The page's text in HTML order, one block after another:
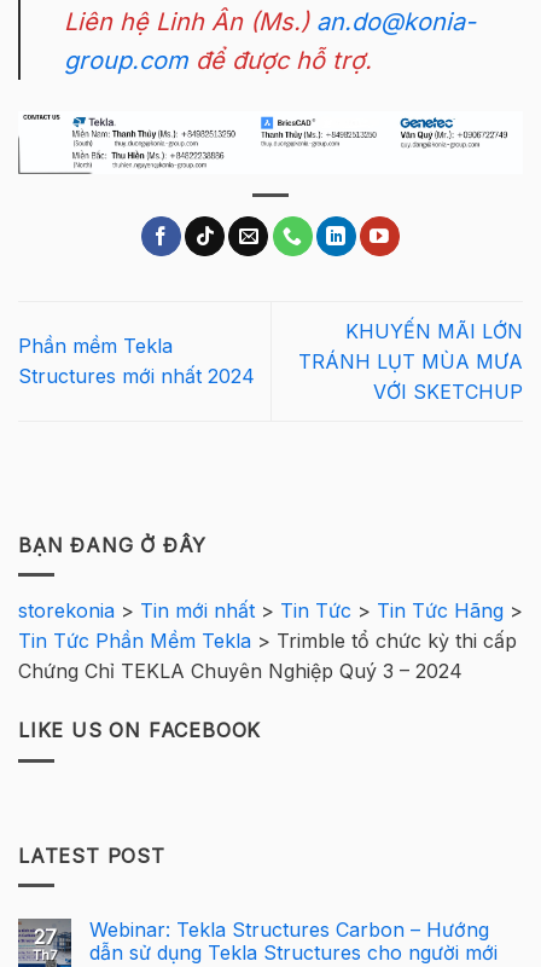
Liên hệ Linh Ân (Ms.) an.do@konia-
group.com để được hỗ trợ.
Phần mềm Tekla
Structures mới nhất 2024
KHUYẾN MÃI LỚN
TRÁNH LỤT MÙA MƯA
VỚI SKETCHUP
BẠN ĐANG Ở ĐÂY
storekonia > Tin mới nhất > Tin Tức > Tin Tức Hãng >
Tin Tức Phần Mềm Tekla > Trimble tổ chức kỳ thi cấp
Chứng Chỉ TEKLA Chuyên Nghiệp Quý 3 – 2024
LIKE US ON FACEBOOK
LATEST POST
27
Th7
Webinar: Tekla Structures Carbon – Hướng
dẫn sử dụng Tekla Structures cho người mới